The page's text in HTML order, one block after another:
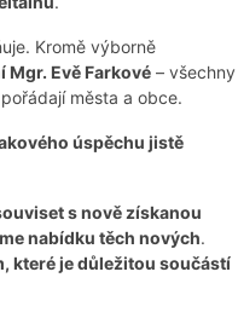
Kromě výborně
Mgr. Evě Farkové – všechny
města a obce.
úspěchu jistě
s nově získanou
nabídku těch nových.
které je důležitou součástí